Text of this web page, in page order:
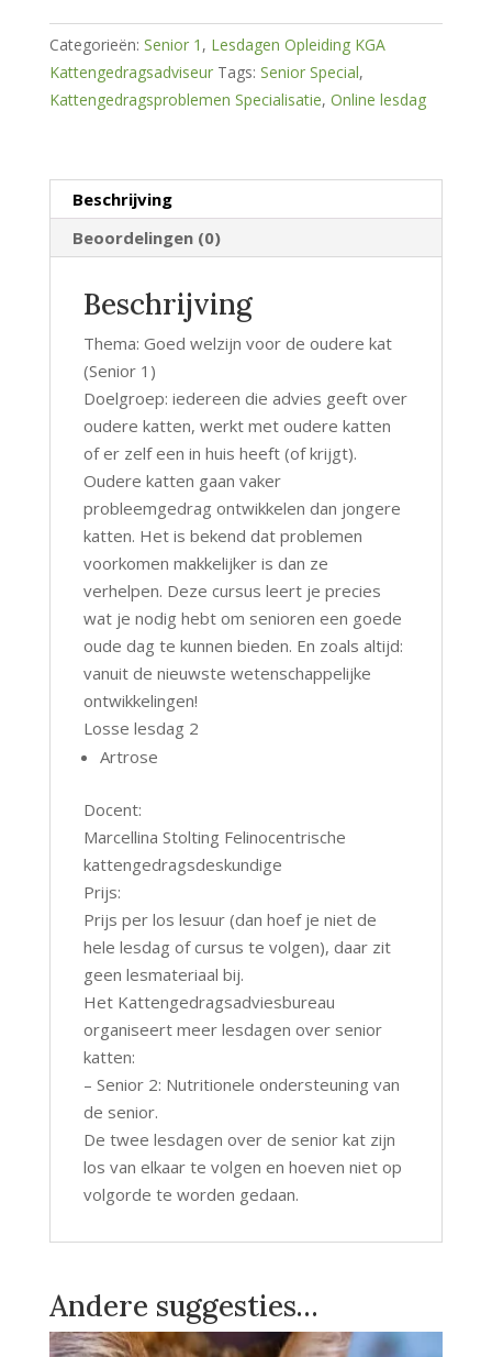
welzijn
voor
de
(1
online)
Lesdag
hoeveelheid
Categorieën: Senior 1 , Lesdagen Opleiding KGA
Kattengedragsadviseur Tags: Senior Special,
Kattengedragsproblemen Specialisatie, Online lesdag
Beschrijving
Beoordelingen (0)
Beschrijving
Thema: Goed welzijn voor de oudere kat
(Senior 1)
Doelgroep: iedereen die advies geeft over
oudere katten, werkt met oudere katten
of er zelf een in huis heeft (of krijgt).
Oudere katten gaan vaker
probleemgedrag ontwikkelen dan jongere
katten. Het is bekend dat problemen
voorkomen makkelijker is dan ze
verhelpen. Deze cursus leert je precies
wat je nodig hebt om senioren een goede
oude dag te kunnen bieden. En zoals altijd:
vanuit de nieuwste wetenschappelijke
ontwikkelingen!
Losse lesdag 2
Artrose
Docent:
Marcellina Stolting Felinocentrische
kattengedragsdeskundige
Prijs:
Prijs per los lesuur (dan hoef je niet de
hele lesdag of cursus te volgen), daar zit
geen lesmateriaal bij.
Het Kattengedragsadviesbureau
organiseert meer lesdagen over senior
katten:
– Senior 2: Nutritionele ondersteuning van
de senior.
De twee lesdagen over de senior kat zijn
los van elkaar te volgen en hoeven niet op
volgorde te worden gedaan.
Andere suggesties…